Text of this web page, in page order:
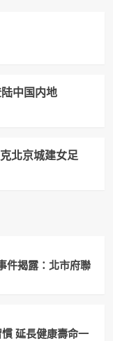
中国内地
北京城建女足
件揭露：北市府聯
延長健康壽命一